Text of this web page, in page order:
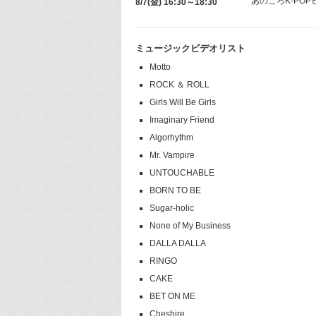
8/7(金) 16:30～18:30
ミュージックビデオリスト
Motto
ROCK ＆ ROLL
Girls Will Be Girls
Imaginary Friend
Algorhythm
Mr. Vampire
UNTOUCHABLE
BORN TO BE
Sugar-holic
None of My Business
DALLA DALLA
RINGO
CAKE
BET ON ME
Cheshire